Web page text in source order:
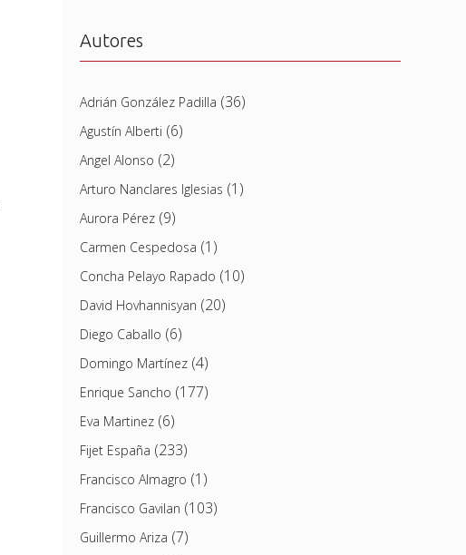
Autores
Adrián González Padilla (36)
Agustín Alberti (6)
Angel Alonso (2)
Arturo Nanclares Iglesias (1)
Aurora Pérez(9)
Carmen Cespedosa (1)
Concha Pelayo Rapado (10)
David Hovhannisyan (20)
Diego Caballo (6)
Domingo Martínez(4)
Enrique Sancho (177)
Eva Martinez(6)
Fijet España (233)
Francisco Almagro (1)
Francisco Gavilan (103)
Guillermo Ariza (7)